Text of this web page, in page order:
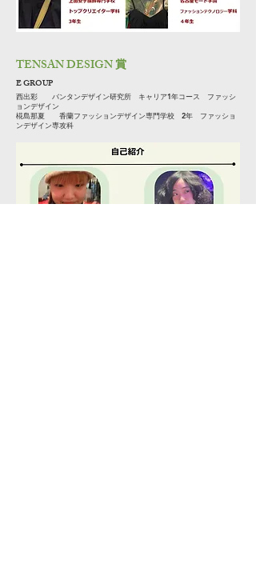
TENSAN ​DESIGN 賞
E GROUP
西出彩 バンタンデザイン研究所 キャリア1年コース ファッシ
ョンデザイン
椛島那夏 香蘭ファッションデザイン専門学校 2年 ファッショ
ンデザイン専攻科